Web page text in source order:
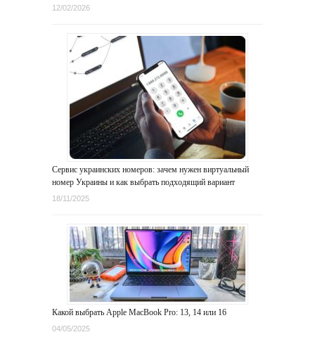
12/02/2026
Сервис украинских номеров: зачем нужен виртуальный
номер Украины и как выбрать подходящий вариант
18/11/2025
Какой выбрать Apple MacBook Pro: 13, 14 или 16
04/05/2025